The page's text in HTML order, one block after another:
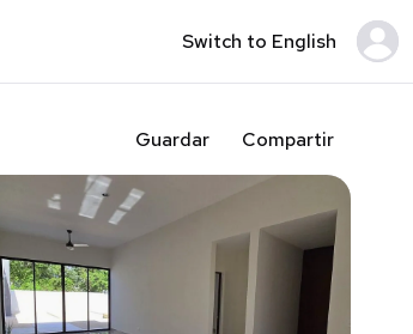
Switch to English
Guardar Compartir